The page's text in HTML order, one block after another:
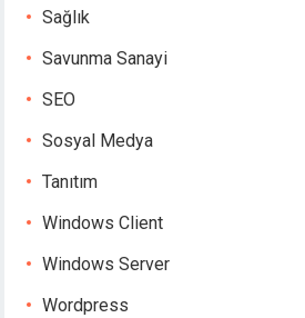
Sağlık
Savunma Sanayi
SEO
Sosyal Medya
Tanıtım
Windows Client
Windows Server
Wordpress